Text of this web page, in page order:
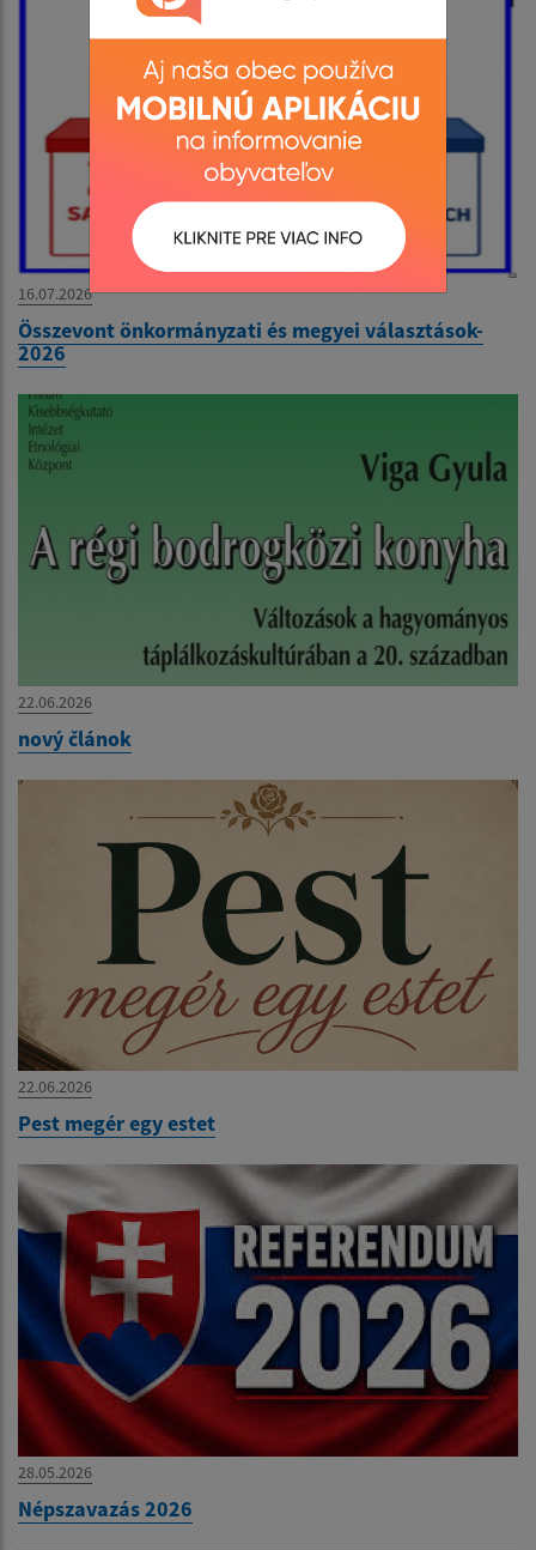
16.07.2026
Összevont önkormányzati és megyei választások-
2026
22.06.2026
nový článok
22.06.2026
Pest megér egy estet
28.05.2026
Népszavazás 2026